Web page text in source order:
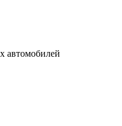
автомобилей